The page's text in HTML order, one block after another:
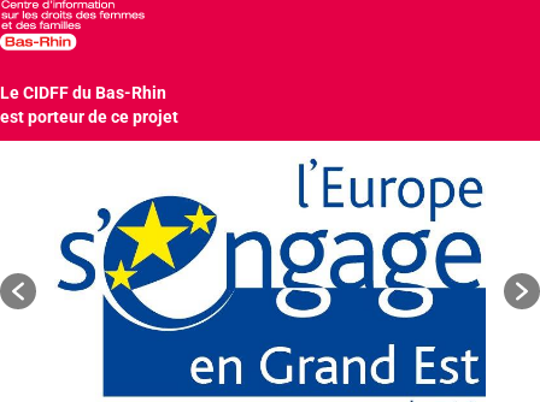
Le CIDFF du Bas-Rhin
est porteur de ce projet